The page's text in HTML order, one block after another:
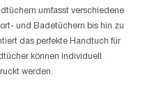
umfasst verschiedene
und Badetüchern bis hin zu
das perfekte Handtuch für
können individuell
werden.